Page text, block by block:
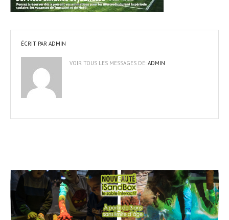
ÉCRIT PAR ADMIN
VOIR TOUS LES MESSAGES DE: ADMIN